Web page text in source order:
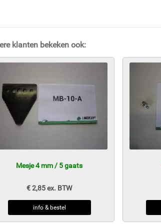
klanten bekeken ook:
Mesje 4 mm / 5 gaats
€ 2,85 ex. BTW
info & bestel